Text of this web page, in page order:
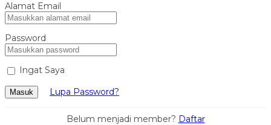
Alamat Email
Password
Ingat Saya
Masuk Lupa Password?
Belum menjadi member? Daftar